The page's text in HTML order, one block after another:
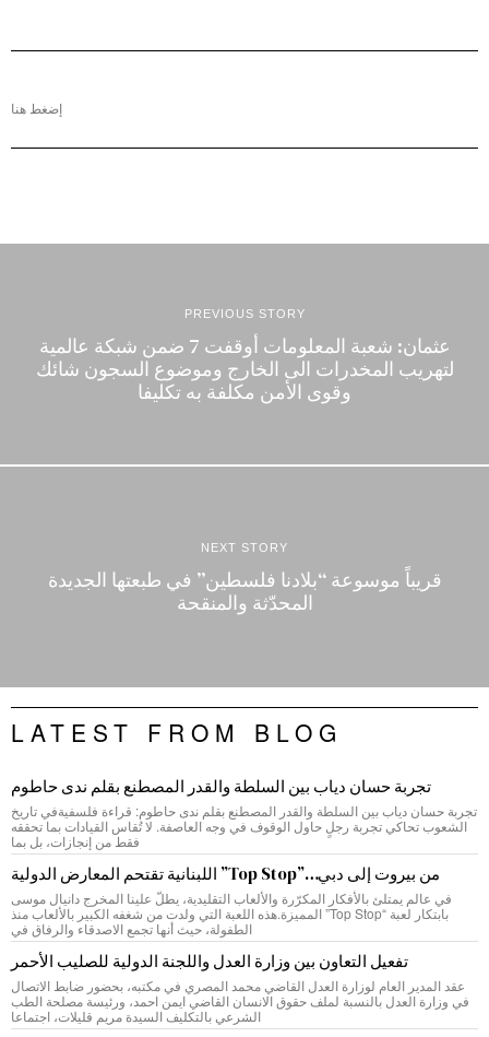
إضغط هنا
PREVIOUS STORY
عثمان: شعبة المعلومات أوقفت 7 ضمن شبكة عالمية
لتهريب المخدرات الى الخارج وموضوع السجون شائك
وقوى الأمن مكلفة به تكليفا
NEXT STORY
قريباً موسوعة “بلادنا فلسطين” في طبعتها الجديدة
المحدّثة والمنقحة
LATEST FROM BLOG
تجربة حسان دياب بين السلطة والقدر المصطنع بقلم ندى حاطوم
تجربة حسان دياب بين السلطة والقدر المصطنع بقلم ندى حاطوم: قراءة فلسفيةفي تاريخ
الشعوب تحاكي تجربة رجلٍ حاول الوقوف في وجه العاصفة. لا تُقاس القيادات بما تحققه
فقط من إنجازات، بل بما
من بيروت إلى دبي…”Top Stop” اللبنانية تقتحم المعارض الدولية
في عالم يمتلئ بالأفكار المكرّرة والألعاب التقليدية، يطلّ علينا المخرج دانيال موسى
بابتكار لعبة “Top Stop” المميزة.هذه اللعبة التي ولدت من شغفه الكبير بالألعاب منذ
الطفولة، حيث أنها تجمع الاصدقاء والرفاق في
تفعيل التعاون بين وزارة العدل واللجنة الدولية للصليب الأحمر
عقد المدير العام لوزارة العدل القاضي محمد المصري في مكتبه، بحضور ضابط الاتصال
في وزارة العدل بالنسبة لملف حقوق الانسان القاضي ايمن احمد، ورئيسة مصلحة الطب
الشرعي بالتكليف السيدة مريم قليلات، اجتماعا